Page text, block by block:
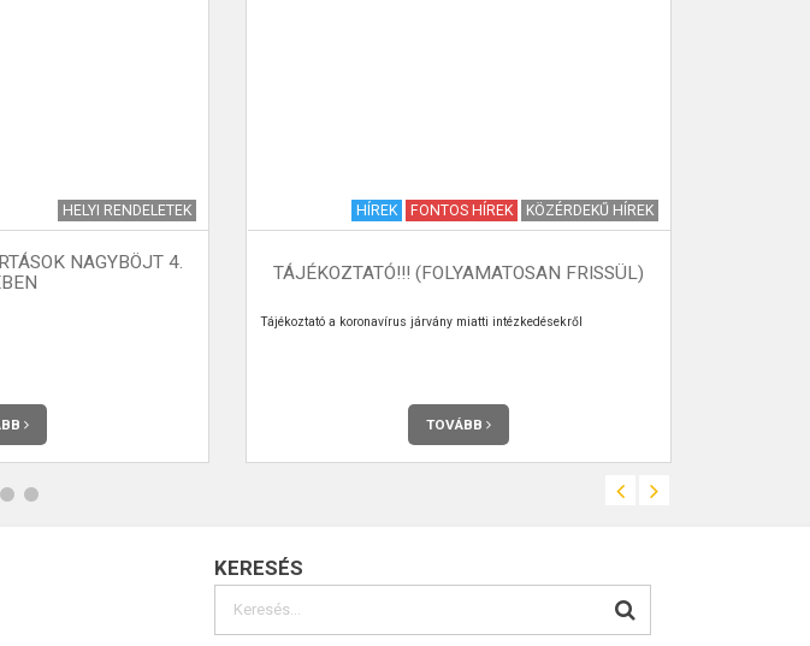
HELYI RENDELETEK
NAGYBÖJT 4.
HÍREK FONTOS HÍREK KÖZÉRDEKŰ HÍREK
TÁJÉKOZTATÓ!!! (FOLYAMATOSAN FRISSÜL)
Tájékoztató a koronavírus járvány miatti intézkedésekről
TOVÁBB
KERESÉS